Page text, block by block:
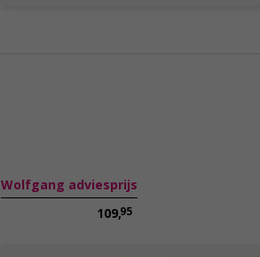
Wolfgang adviesprijs
109,95